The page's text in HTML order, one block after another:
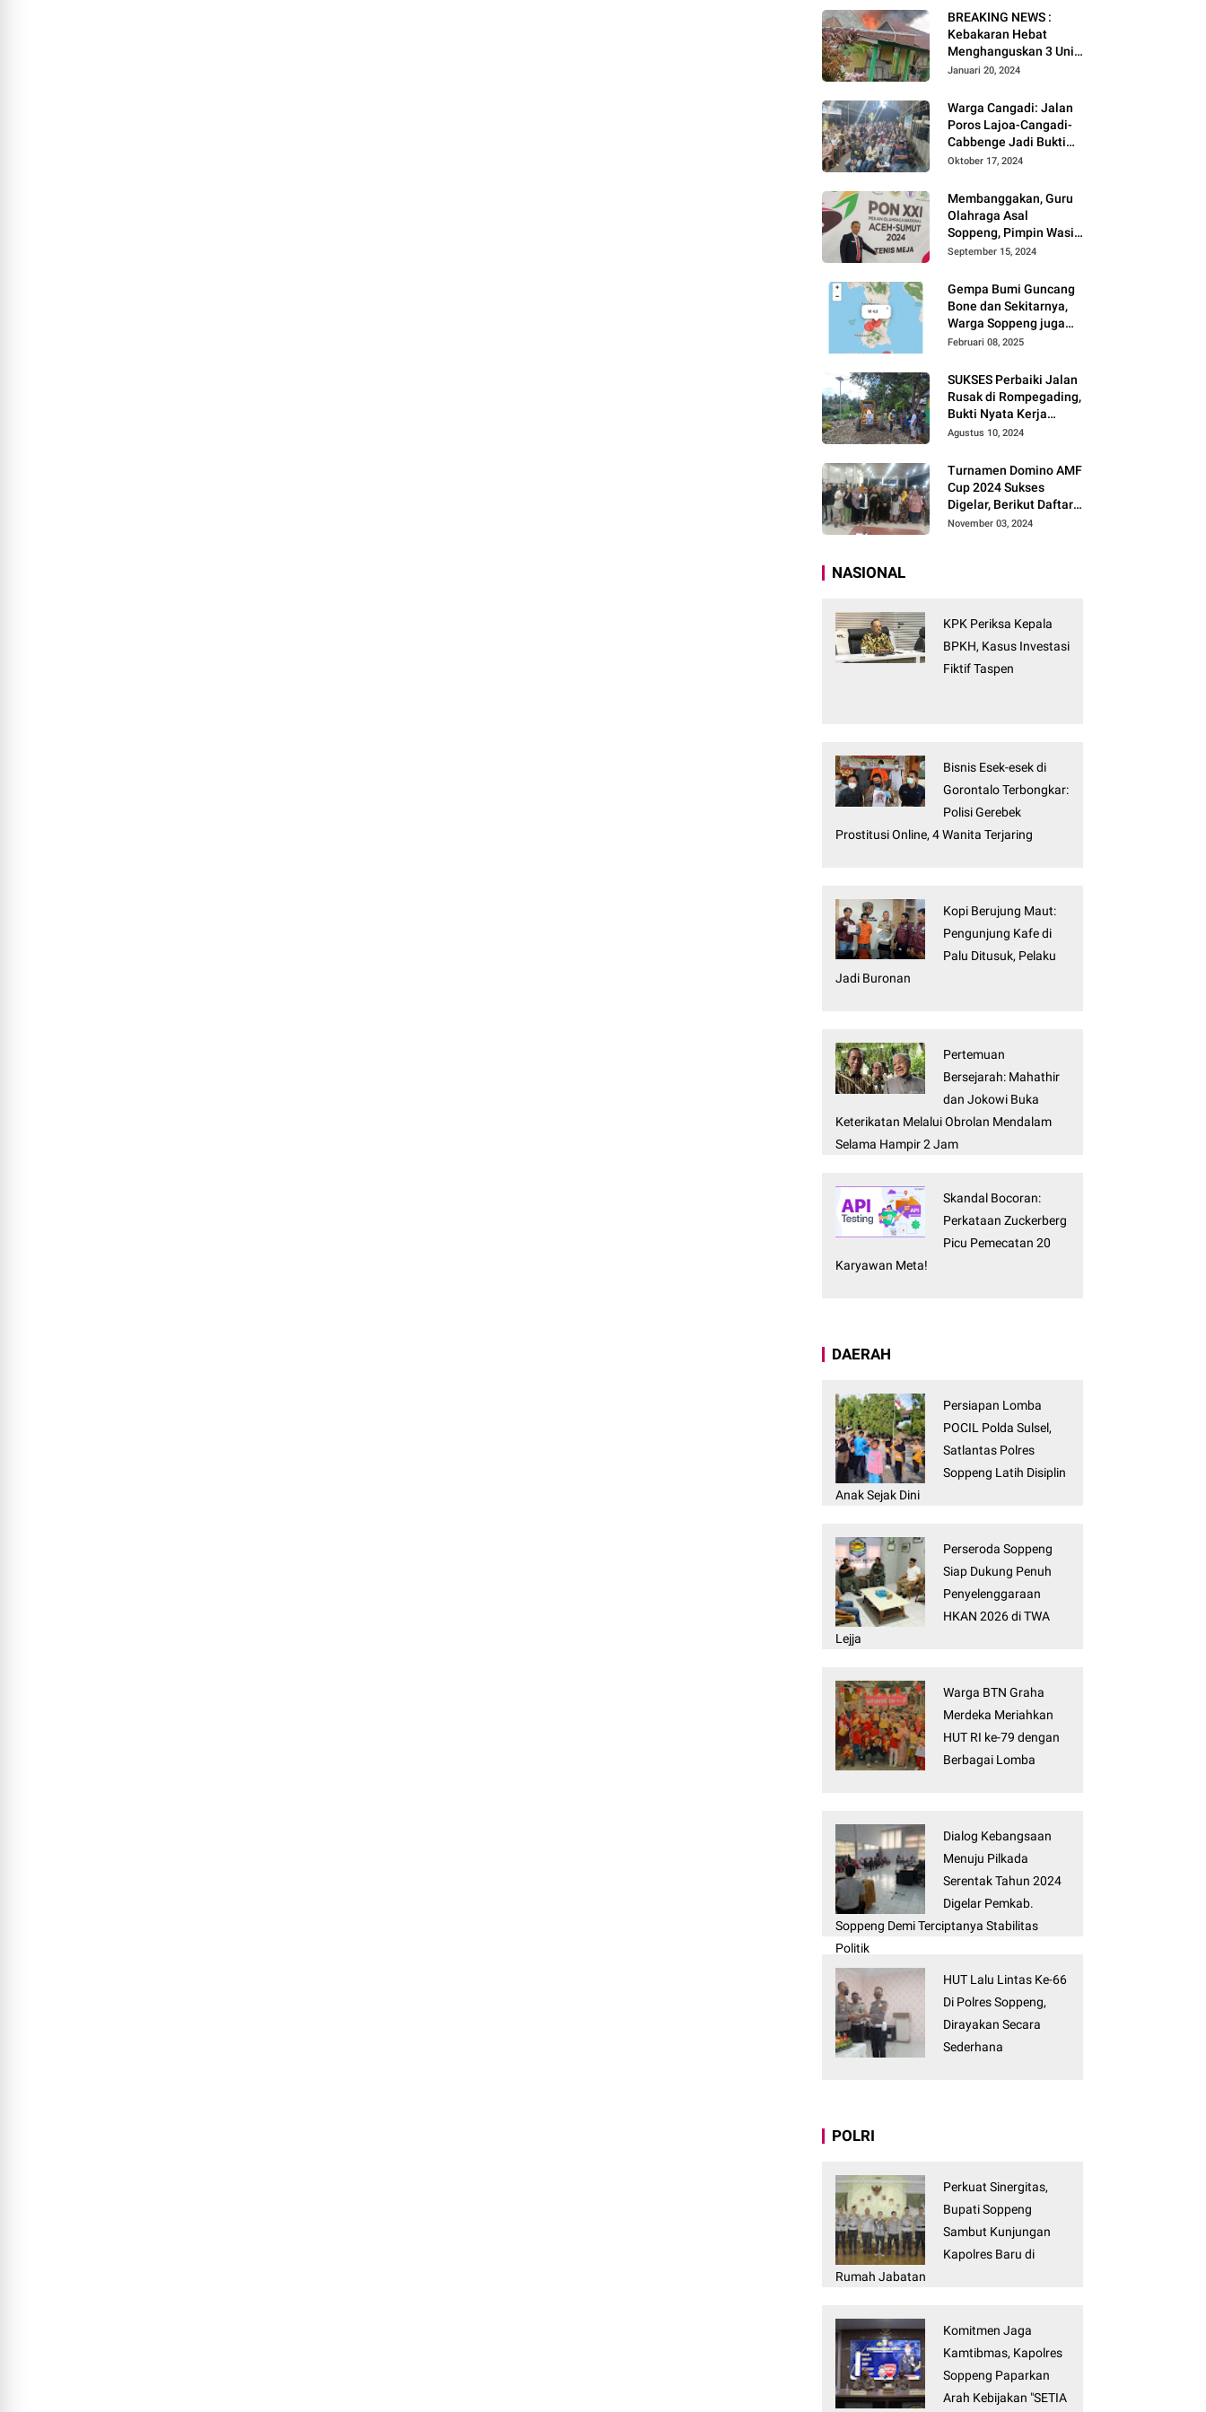
BREAKING NEWS :
Kebakaran Hebat
Menghanguskan 3 Unit
Rumah Di Jalan
Watansoppeng
Januari 20, 2024
Warga Cangadi: Jalan
Poros Lajoa-Cangadi-
Cabbenge Jadi Bukti
Kinerja SUKSES
Oktober 17, 2024
Membanggakan, Guru
Olahraga Asal
Soppeng, Pimpin Wasit
Tenis Meja PON XXI
September 15, 2024
Gempa Bumi Guncang
Bone dan Sekitarnya,
Warga Soppeng juga
Merasakan
Februari 08, 2025
SUKSES Perbaiki Jalan
Rusak di Rompegading,
Bukti Nyata Kerja
Tanpa Tunggu
Agustus 10, 2024
Turnamen Domino AMF
Cup 2024 Sukses
Digelar, Berikut Daftar
Pemenangnya
November 03, 2024
NASIONAL
KPK Periksa Kepala
BPKH, Kasus Investasi
Fiktif Taspen
Bisnis Esek-esek di
Gorontalo Terbongkar:
Polisi Gerebek
Prostitusi Online, 4 Wanita Terjaring
Kopi Berujung Maut:
Pengunjung Kafe di
Palu Ditusuk, Pelaku
Jadi Buronan
Pertemuan
Bersejarah: Mahathir
dan Jokowi Buka
Keterikatan Melalui Obrolan Mendalam
Selama Hampir 2 Jam
Skandal Bocoran:
Perkataan Zuckerberg
Picu Pemecatan 20
Karyawan Meta!
DAERAH
Persiapan Lomba
POCIL Polda Sulsel,
Satlantas Polres
Soppeng Latih Disiplin
Anak Sejak Dini
Perseroda Soppeng
Siap Dukung Penuh
Penyelenggaraan
HKAN 2026 di TWA
Lejja
Warga BTN Graha
Merdeka Meriahkan
HUT RI ke-79 dengan
Berbagai Lomba
Dialog Kebangsaan
Menuju Pilkada
Serentak Tahun 2024
Digelar Pemkab.
Soppeng Demi Terciptanya Stabilitas
Politik
HUT Lalu Lintas Ke-66
Di Polres Soppeng,
Dirayakan Secara
Sederhana
POLRI
Perkuat Sinergitas,
Bupati Soppeng
Sambut Kunjungan
Kapolres Baru di
Rumah Jabatan
Komitmen Jaga
Kamtibmas, Kapolres
Soppeng Paparkan
Arah Kebijakan "SETIA